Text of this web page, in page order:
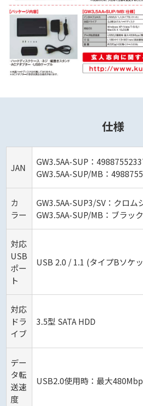
仕様
JAN
GW3.5AA-SUP：
GW3.5AA-SUP/MB：
カ
ラー
GW3.5AA-SUP3/SV：クロム
GW3.5AA-SUP/MB：ブラック
対応
USB
ポー
ト
USB 2.0 / 1.1 (タイプBソケ
対応
ドラ
イブ
3.5型 SATA HDD
デー
タ転
送速
度
USB2.0使用時：最大